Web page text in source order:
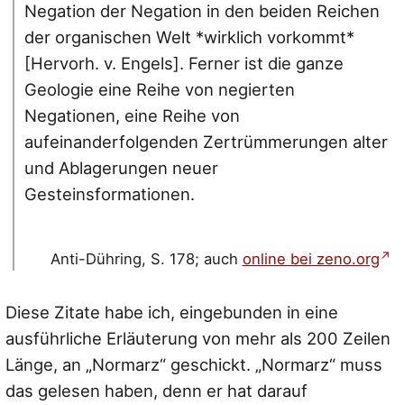
Negation der Negation in den beiden Reichen
der organischen Welt *wirklich vorkommt*
[Hervorh. v. Engels]. Ferner ist die ganze
Geologie eine Reihe von negierten
Negationen, eine Reihe von
aufeinanderfolgenden Zertrümmerungen alter
und Ablagerungen neuer
Gesteinsformationen.
Anti-Dühring, S. 178; auch online bei zeno.org
Diese Zitate habe ich, eingebunden in eine
ausführliche Erläuterung von mehr als 200 Zeilen
Länge, an „Normarz“ geschickt. „Normarz“ muss
das gelesen haben, denn er hat darauf